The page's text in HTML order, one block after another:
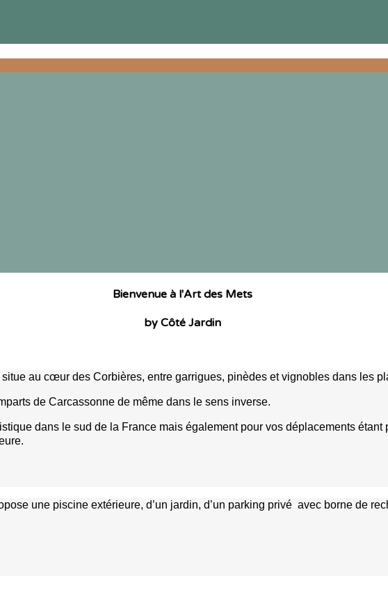
Bienvenue à l'Art des Mets
by Côté Jardin
au cœur des Corbières, entre garrigues, pinèdes et vignobles dans les
de Carcassonne de même dans le sens inverse.
dans le sud de la France mais également pour vos déplacements
une piscine extérieure, d’un jardin, d’un parking privé avec borne de